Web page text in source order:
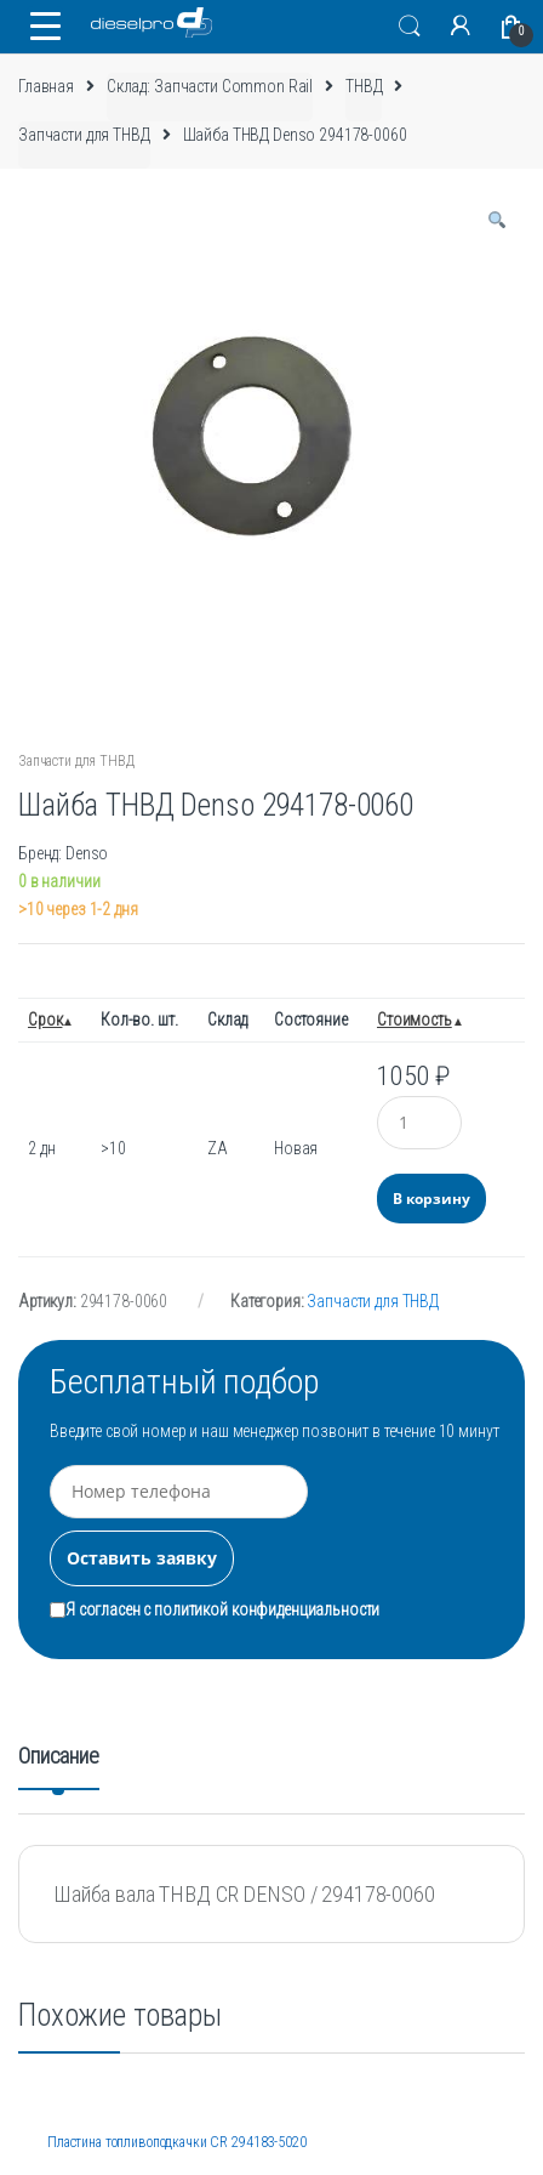
0
Главная Склад: Запчасти Common Rail ТНВД
Запчасти для ТНВД Шайба ТНВД Denso 294178-0060
Запчасти для ТНВД
Шайба ТНВД Denso 294178-0060
Бренд: Denso
0 в наличии
>10 через 1-2 дня
Срок Кол-во. шт. Склад Состояние Стоимость
2 дн >10 ZA Новая
1050₽
Количество
В корзину
Артикул: 294178-0060 Категория:Запчасти для ТНВД
Бесплатный подбор
Введите свой номер и наш менеджер позвонит в течение 10 минут
Я согласен сполитикой конфиденциальности
Описание
Шайба вала ТНВД CR DENSO / 294178-0060
Похожие товары
Пластина топливоподкачки CR 294183-5020